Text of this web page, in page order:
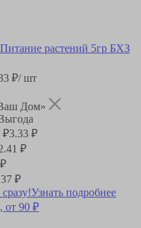
₽/ шт
Дом»
₽3.33 ₽
₽
₽
Узнать подробнее
от 90 ₽